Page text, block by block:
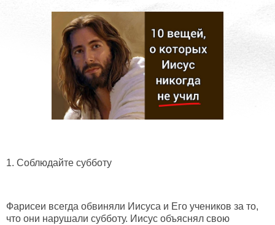
1. Соблюдайте субботу
Фарисеи всегда обвиняли Иисуса и Его учеников за то,
что они нарушали субботу. Иисус объяснял свою